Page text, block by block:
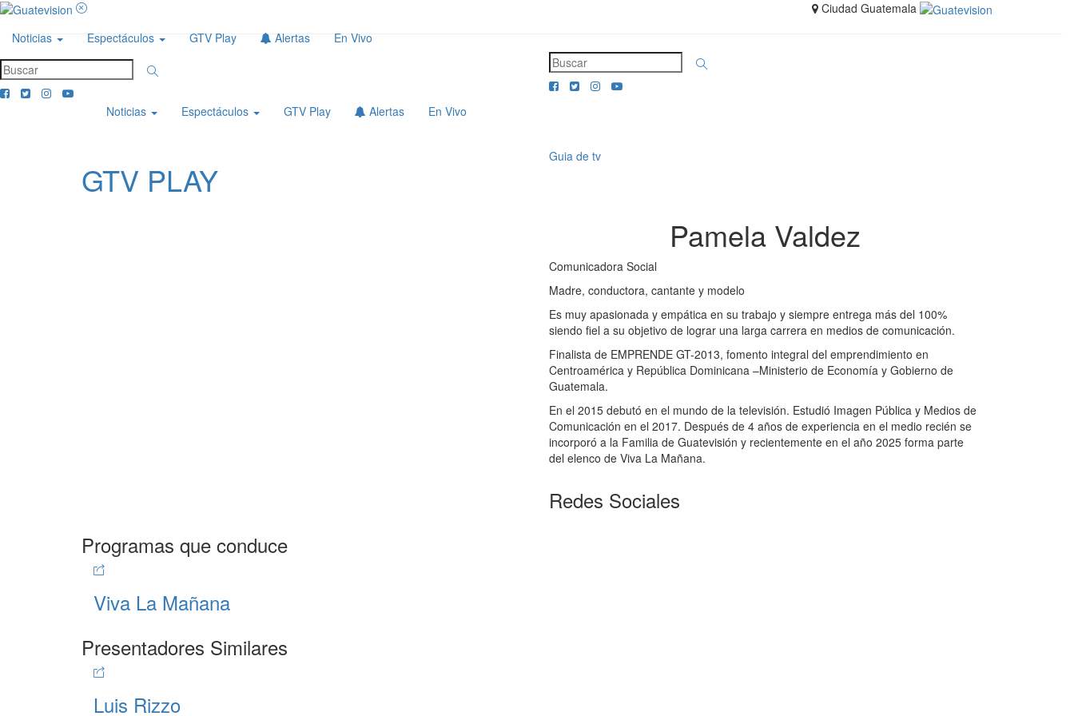
Noticias Espectáculos GTV Play Alertas En Vivo
Ciudad Guatemala
Noticias Espectáculos GTV Play Alertas En Vivo
GTV PLAY
Guia de tv
Pamela Valdez
Comunicadora Social
Madre, conductora, cantante y modelo
Es muy apasionada y empática en su trabajo y siempre entrega más del 100%
siendo fiel a su objetivo de lograr una larga carrera en medios de comunicación.
Finalista de EMPRENDE GT-2013, fomento integral del emprendimiento en
Centroamérica y República Dominicana –Ministerio de Economía y Gobierno de
Guatemala.
En el 2015 debutó en el mundo de la televisión. Estudió Imagen Pública y Medios de
Comunicación en el 2017. Después de 4 años de experiencia en el medio recién se
incorporó a la Familia de Guatevisión y recientemente en el año 2025 forma parte
del elenco de Viva La Mañana.
Redes Sociales
Programas que conduce
Viva La Mañana
Presentadores Similares
Luis Rizzo